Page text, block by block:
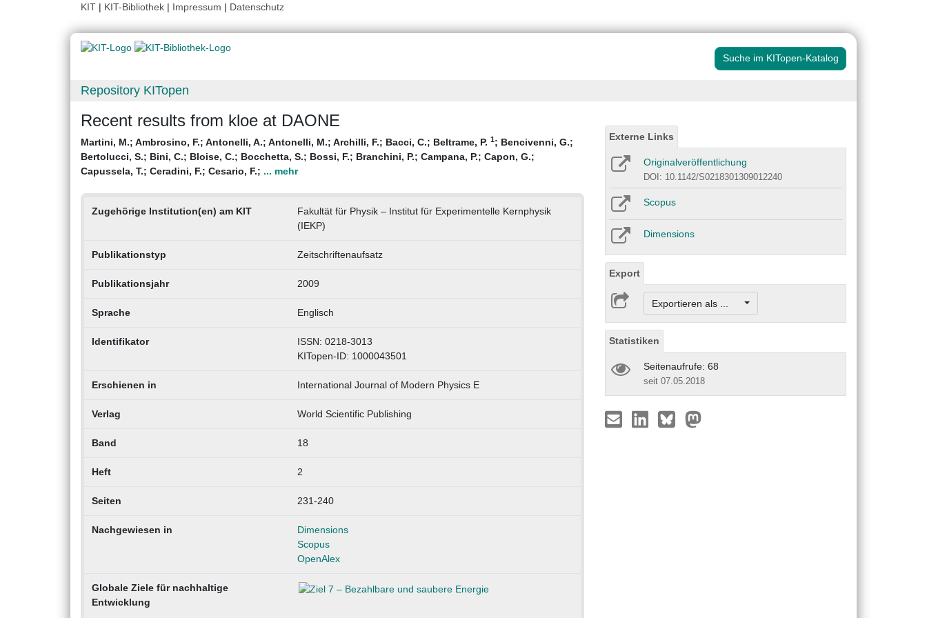
KIT | KIT-Bibliothek | Impressum | Datenschutz
Suche im KITopen-Katalog
Repository KITopen
Recent results from kloe at DAONE
Martini, M.; Ambrosino, F.; Antonelli, A.; Antonelli, M.; Archilli, F.; Bacci, C.; Beltrame, P. 1; Bencivenni, G.;
Bertolucci, S.; Bini, C.; Bloise, C.; Bocchetta, S.; Bossi, F.; Branchini, P.; Campana, P.; Capon, G.;
Capussela, T.; Ceradini, F.; Cesario, F.; ... mehr
Zugehörige Institution(en) am KIT
Fakultät für Physik – Institut für Experimentelle Kernphysik
(IEKP)
Publikationstyp Zeitschriftenaufsatz
Publikationsjahr 2009
Sprache Englisch
Identifikator
ISSN: 0218-3013
KITopen-ID: 1000043501
Erschienen in International Journal of Modern Physics E
Verlag World Scientific Publishing
Band 18
Heft 2
Seiten 231-240
Nachgewiesen in
Dimensions
Scopus
OpenAlex
Globale Ziele für nachhaltige
Entwicklung
Externe Links
Originalveröffentlichung
DOI: 10.1142/S0218301309012240
Scopus
Dimensions
Export
Exportieren als ...
Statistiken
Seitenaufrufe: 68
seit 07.05.2018